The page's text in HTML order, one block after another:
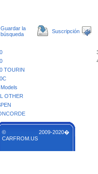
Guardar la
búsqueda
Suscripción
TOURIN
OTHER
© 2009-2020�
CARFROM.US